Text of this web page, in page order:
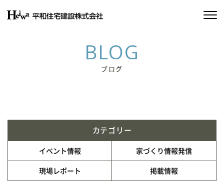
会社情報
SDGsの取り組み
BLOG
ブログ
カテゴリー
イベント情報
家づくり情報発信
現場レポート
掲載情報